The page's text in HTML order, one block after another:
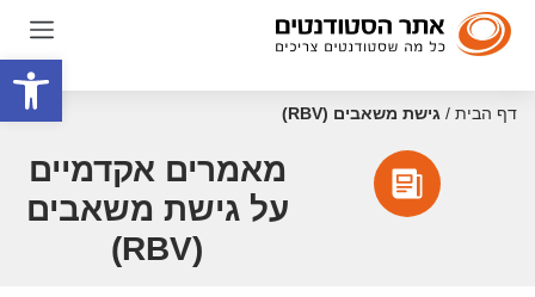
פתח
דף הבית / גישת משאבים (RBV)
מאמרים אקדמיים
על גישת משאבים
(RBV)